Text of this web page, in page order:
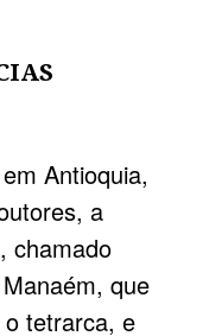
Antioquia,
a
chamado
que
tetrarca, e